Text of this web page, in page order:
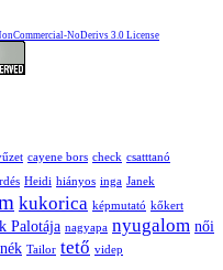
NoDerivs 3.0 License
cayene bors check csatttanó
Heidi hiányos inga Janek
kukorica képmutató kőkert
Palotája nagyapa nyugalom női
Tailor tető videp